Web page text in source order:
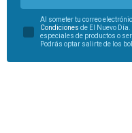
Al someter tu correo
Condiciones de El Nuevo
especiales de productos o
Podrás optar salirte de los